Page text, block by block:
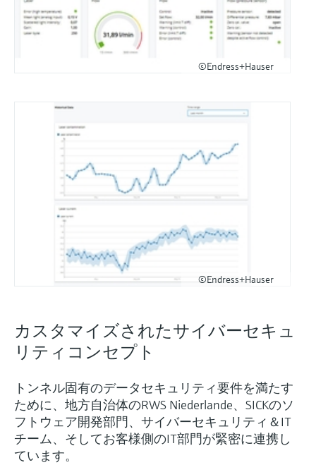
©Endress+Hauser
©Endress+Hauser
カスタマイズされたサイバーセキュ
リティコンセプト
トンネル固有のデータセキュリティ要件を満たす
ために、地方自治体のRWS Niederlande、SICKのソ
フトウェア開発部門、サイバーセキュリティ＆IT
チーム、そしてお客様側のIT部門が緊密に連携し
ています。